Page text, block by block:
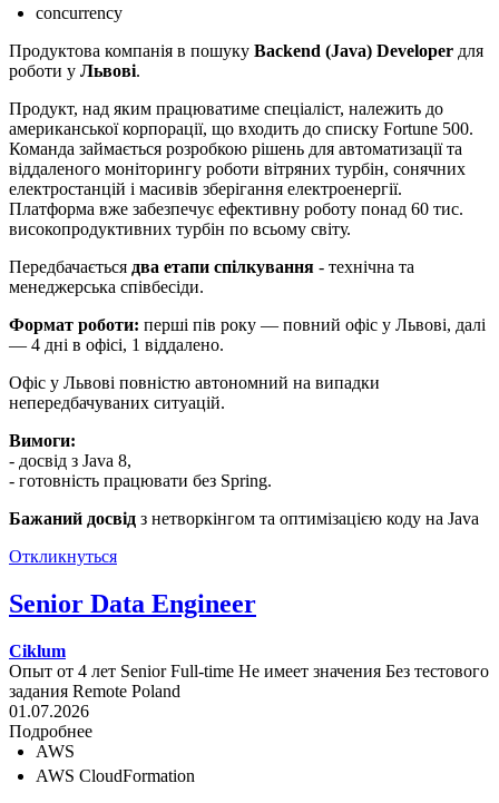
concurrency
Продуктова компанія в пошуку Backend (Java) Developer для
роботи у Львові.
Продукт, над яким працюватиме спеціаліст, належить до
американської корпорації, що входить до списку Fortune 500.
Команда займається розробкою рішень для автоматизації та
віддаленого моніторингу роботи вітряних турбін, сонячних
електростанцій і масивів зберігання електроенергії.
Платформа вже забезпечує ефективну роботу понад 60 тис.
високопродуктивних турбін по всьому світу.
Передбачається два етапи спілкування - технічна та
менеджерська співбесіди.
Формат роботи: перші пів року — повний офіс у Львові, далі
— 4 дні в офісі, 1 віддалено.
Офіс у Львові повністю автономний на випадки
непередбачуваних ситуацій.
Вимоги:
- досвід з Java 8,
- готовність працювати без Spring.
Бажаний досвід з нетворкінгом та оптимізацією коду на Java
Откликнуться
Senior Data Engineer
Ciklum
Опыт от 4 лет Senior Full-time Не имеет значения Без тестового
задания Remote Poland
01.07.2026
Подробнее
AWS
AWS CloudFormation